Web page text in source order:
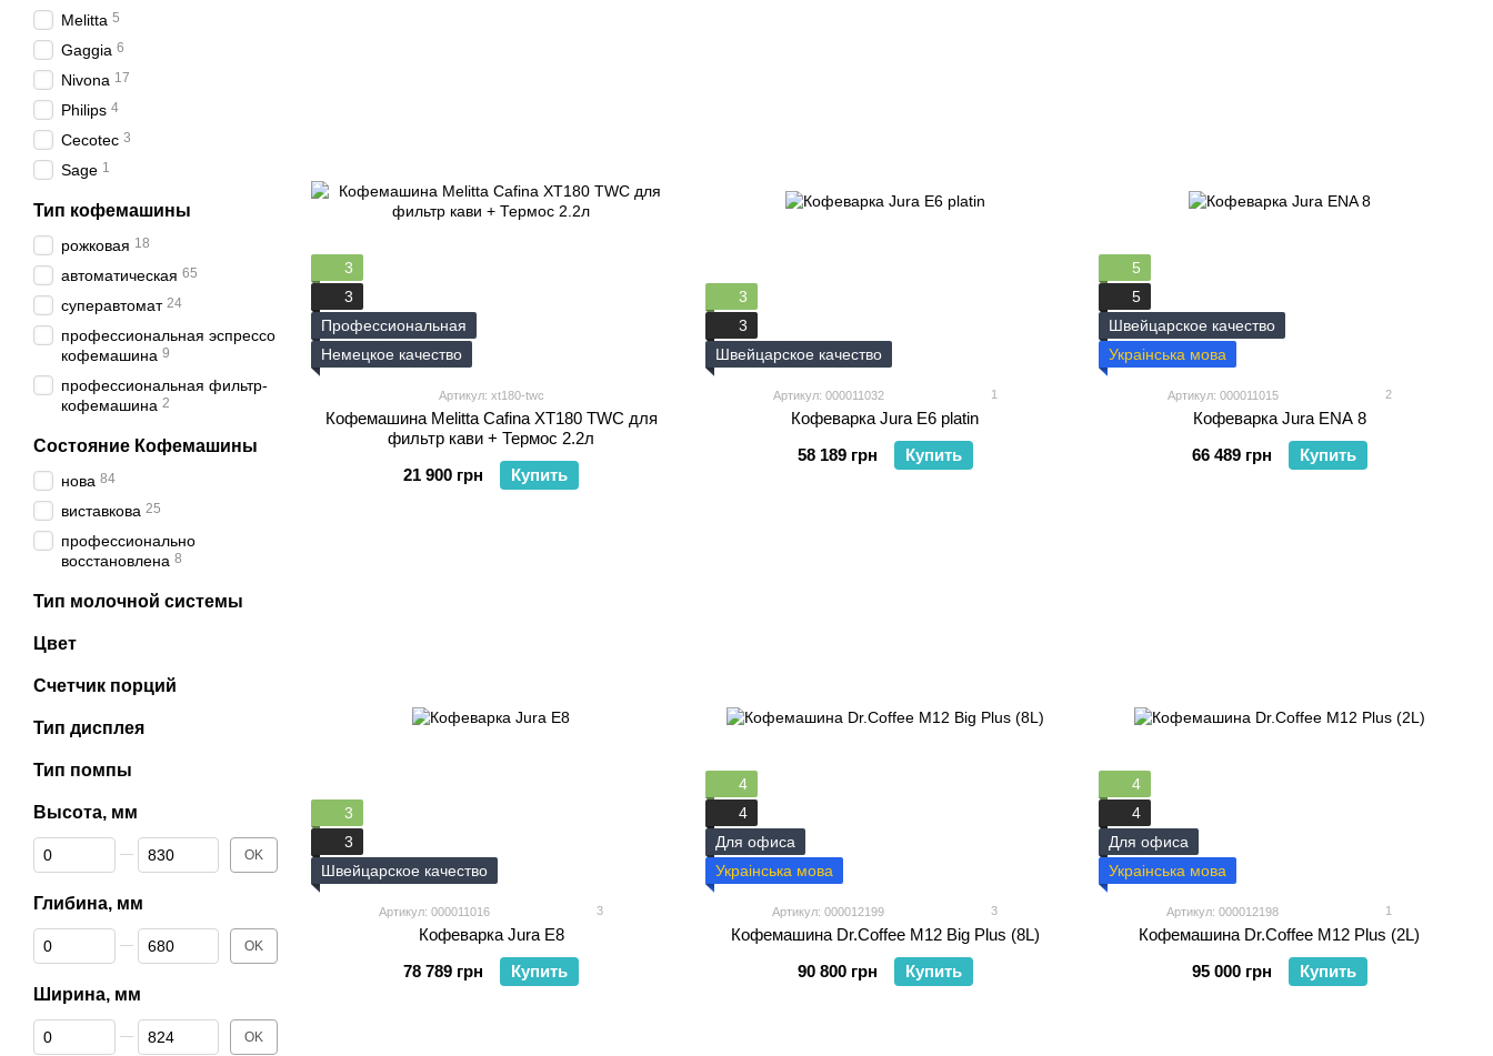
3
3
Профессиональная
Немецкое качество
Артикул: xt180-twс
Кофемашина Melitta Cafina XT180 TWС для
фильтр кави + Термос 2.2л
21 900 грн
Купить
3
3
Швейцарское качество
Артикул: 000011032 1
Кофеварка Jura E6 platin
58 189 грн
Купить
5
5
Швейцарское качество
Украінська мова
Артикул: 000011015 2
Кофеварка Jura ENA 8
66 489 грн
Купить
3
3
Швейцарское качество
Артикул: 000011016 3
Кофеварка Jura E8
78 789 грн
Купить
4
4
Для офиса
Украінська мова
Артикул: 000012199 3
Кофемашина Dr.Coffee M12 Big Plus (8L)
90 800 грн
Купить
4
4
Для офиса
Украінська мова
Артикул: 000012198 1
Кофемашина Dr.Coffee M12 Plus (2L)
95 000 грн
Купить
Melitta 5
Gaggia 6
Nivona 17
Philips 4
Cecotec 3
Sage 1
Тип кофемашины
рожковая 18
автоматическая 65
суперавтомат 24
профессиональная эспрессо
кофемашина 9
профессиональная фильтр-
кофемашина 2
Состояние Кофемашины
нова 84
виставкова 25
профессионально
восстановлена 8
Тип молочной системы
Цвет
Счетчик порций
Тип дисплея
Тип помпы
Высота, мм
От Высота, мм
До Высота, мм OK
Глибина, мм
От Глибина, мм
До Глибина, мм OK
Ширина, мм
От Ширина, мм
До Ширина, мм OK